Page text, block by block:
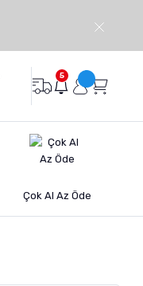
5
Çok Al Az Öde